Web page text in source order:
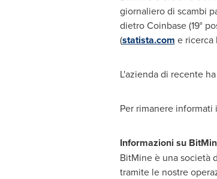
giornaliero di scambi
dietro Coinbase (19°
(statista.com e ricerca
L'azienda di recente
Per rimanere informati
Informazioni su
BitMine è una società
tramite le nostre